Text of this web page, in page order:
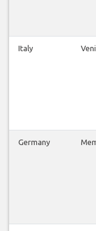
Italy
Germany